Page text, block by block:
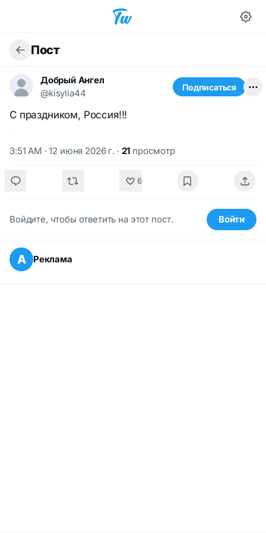
Пост
Добрый Ангел
@kisylia44
Подписаться
С праздником, Россия!!!
3:51 AM · 12 июня 2026 г. · 21 просмотр
6
Войдите, чтобы ответить на этот пост. Войти
А Реклама